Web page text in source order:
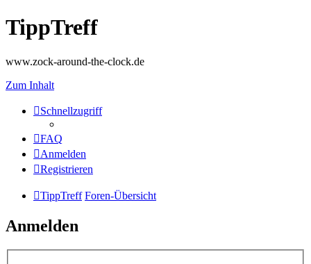
TippTreff
www.zock-around-the-clock.de
Zum Inhalt
Schnellzugriff
FAQ
Anmelden
Registrieren
TippTreff Foren-Übersicht
Anmelden